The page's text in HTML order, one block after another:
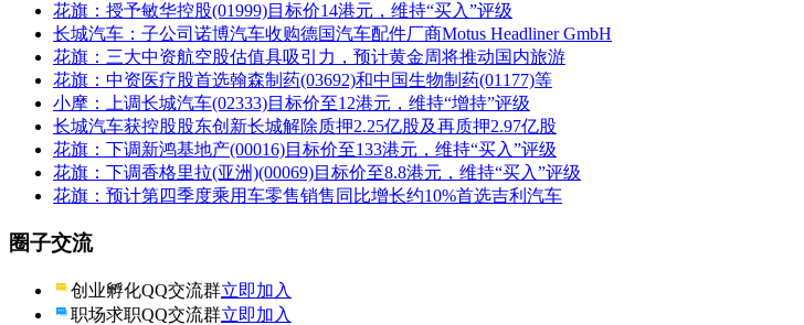
花旗：授予敏华控股(01999)目标价14港元，维持“买入”评级
长城汽车：子公司诺博汽车收购德国汽车配件厂商Motus Headliner GmbH
花旗：三大中资航空股估值具吸引力，预计黄金周将推动国内旅游
花旗：中资医疗股首选翰森制药(03692)和中国生物制药(01177)等
小摩：上调长城汽车(02333)目标价至12港元，维持“增持”评级
长城汽车获控股股东创新长城解除质押2.25亿股及再质押2.97亿股
花旗：下调新鸿基地产(00016)目标价至133港元，维持“买入”评级
花旗：下调香格里拉(亚洲)(00069)目标价至8.8港元，维持“买入”评级
花旗：预计第四季度乘用车零售销售同比增长约10%首选吉利汽车
圈子交流
创业孵化QQ交流群立即加入
职场求职QQ交流群立即加入